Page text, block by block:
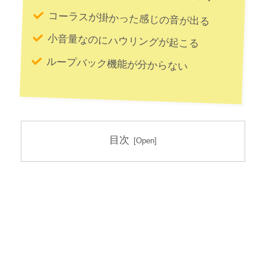
コーラスが掛かった感じの音が出る
小音量なのにハウリングが起こる
ループバック機能が分からない
目次